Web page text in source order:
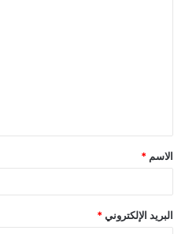
فوزي، عضو مجلس إدارة غير تنفيذي.
الاسم *
البريد الإلكتروني *